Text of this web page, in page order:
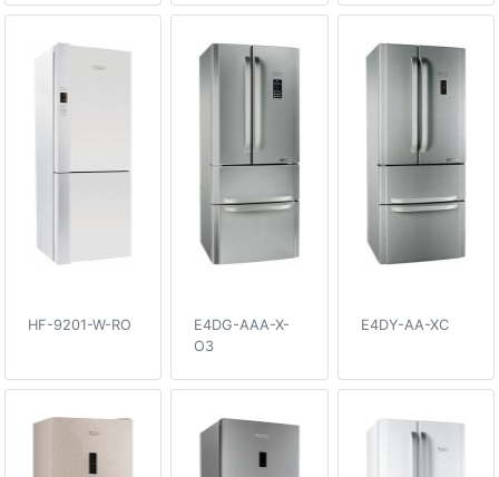
HF-9201-W-RO
E4DG-AAA-X-
O3
E4DY-AA-XC